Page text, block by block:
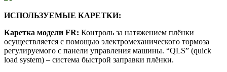
ИСПОЛЬЗУЕМЫЕ КАРЕТКИ:
Каретка модели FR: Контроль за натяжением плёнки
осуществляется с помощью электромеханического тормоза
регулируемого с панели управления машины. “QLS” (quick
load system) – система быстрой заправки плёнки.